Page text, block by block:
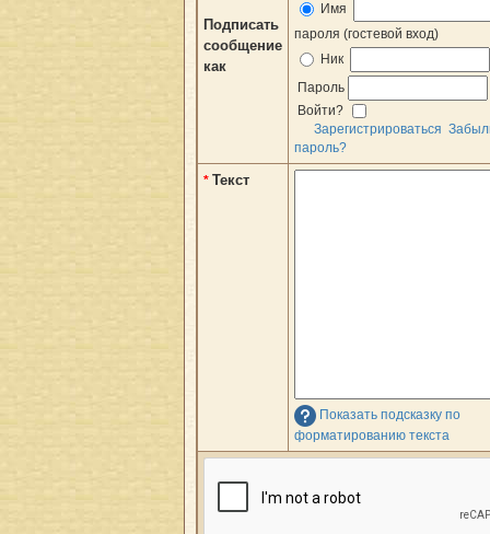
Подписать
сообщение
как
Имя
пароля (гостевой вход)
Ник
Пароль
Войти?
Зарегистрироваться
пароль?
* Текст
Показать подсказку по
форматированию текста